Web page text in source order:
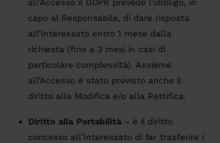
all’Accesso il GDPR prevede l’obbligo, in
capo al Responsabile, di dare risposta
all’Interessato entro 1 mese dalla
richiesta (fino a 3 mesi in casi di
particolare complessità). Assieme
all’Accesso è stato previsto anche il
diritto alla Modifica e/o alla Rettifica.
Diritto alla Portabilità– è il diritto
concesso all’Interessato di far trasferire i